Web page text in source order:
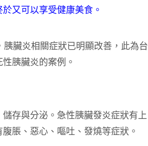
又可以享受健康美食。
臟炎相關症狀已明顯改善，此為台
胰臟炎的案例。
存與分泌。急性胰臟發炎症狀有上
脹、惡心、嘔吐、發燒等症狀。